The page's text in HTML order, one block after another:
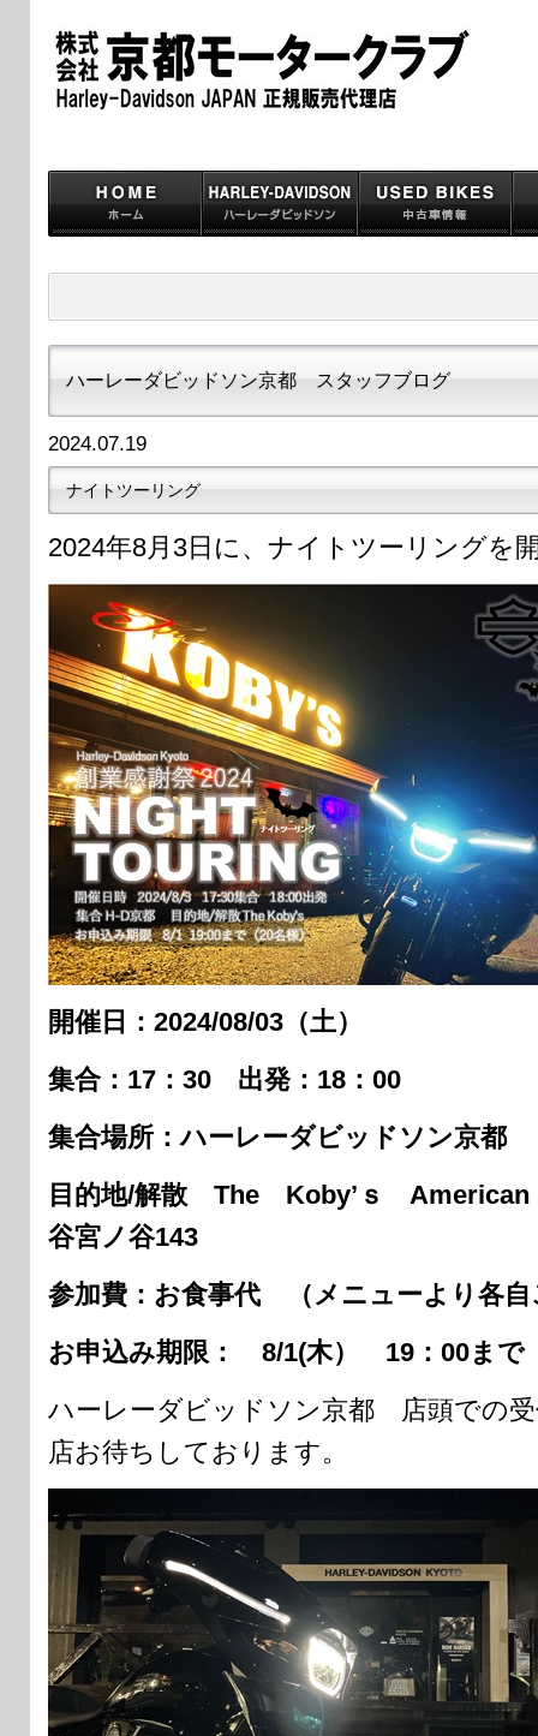
ハーレーダビッドソン京都 スタッフブログ
2024.07.19
ナイトツーリング
2024年8月3日に、ナイトツーリングを
開催日：2024/08/03（土）
集合：17：30 出発：18：00
集合場所：ハーレーダビッドソン京都
目的地/解散 The Koby’ｓ American
谷宮ノ谷143
参加費：お食事代 （メニューより各自
お申込み期限： 8/1(木） 19：00ま
ハーレーダビッドソン京都 店頭での
店お待ちしております。